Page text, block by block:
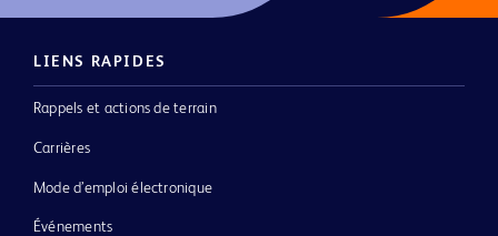
LIENS RAPIDES
Rappels et actions de terrain
Carrières
Mode d’emploi électronique
Événements